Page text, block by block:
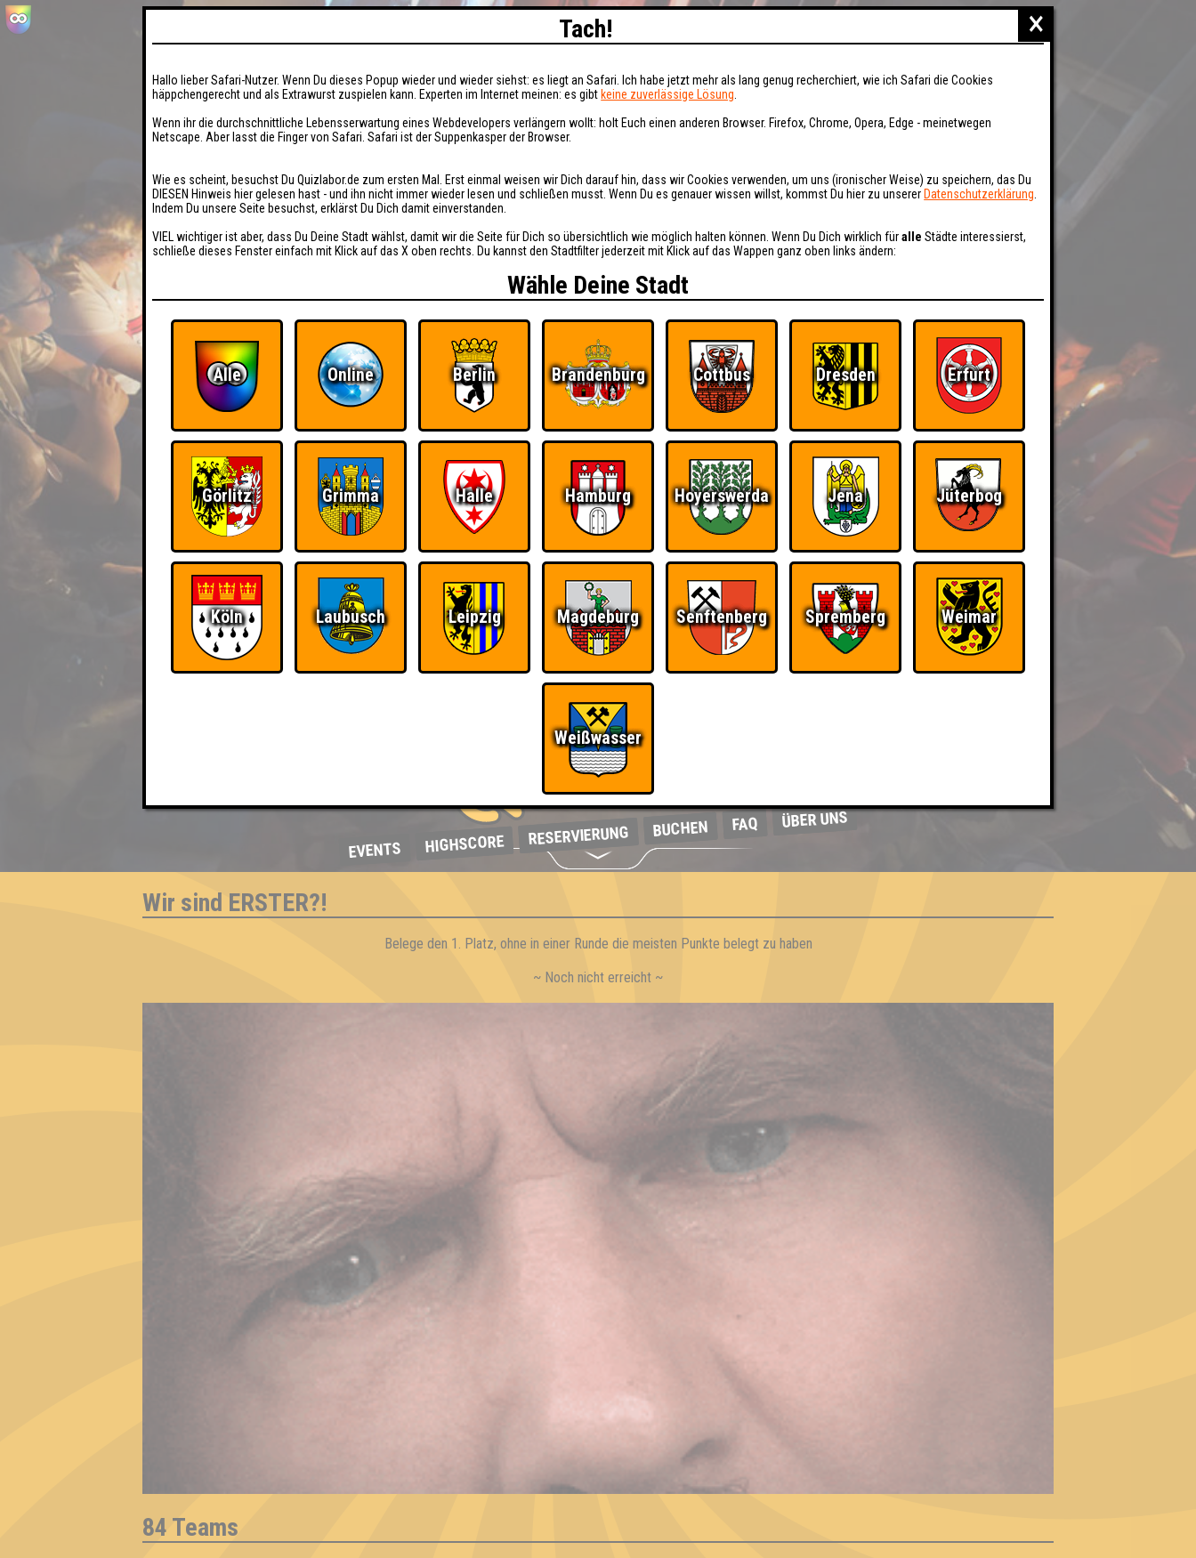
EVENTS HIGHSCORE RESERVIERUNG BUCHEN FAQ ÜBER UNS
Wir sind ERSTER?!
Belege den 1. Platz, ohne in einer Runde die meisten Punkte belegt zu haben
~ Noch nicht erreicht ~
84 Teams
×
Tach!
Hallo lieber Safari-Nutzer. Wenn Du dieses Popup wieder und wieder siehst: es liegt an Safari. Ich habe jetzt mehr als lang genug recherchiert, wie ich Safari die Cookies
häppchengerecht und als Extrawurst zuspielen kann. Experten im Internet meinen: es gibt keine zuverlässige Lösung
Wenn ihr die durchschnittliche Lebensserwartung eines Webdevelopers verlängern wollt: holt Euch einen anderen Browser. Firefox, Chrome, Opera, Edge - meinetwegen
Netscape. Aber lasst die Finger von Safari. Safari ist der Suppenkasper der Browser.
Wie es scheint, besuchst Du Quizlabor.de zum ersten Mal. Erst einmal weisen wir Dich darauf hin, dass wir Cookies verwenden, um uns (ironischer Weise) zu speichern, das Du
DIESEN Hinweis hier gelesen hast - und ihn nicht immer wieder lesen und schließen musst. Wenn Du es genauer wissen willst, kommst Du hier zu unserer Datenschutzerklärung
Indem Du unsere Seite besuchst, erklärst Du Dich damit einverstanden.
VIEL wichtiger ist aber, dass Du Deine Stadt wählst, damit wir die Seite für Dich so übersichtlich wie möglich halten können. Wenn Du Dich wirklich füralle Städte interessierst,
schließe dieses Fenster einfach mit Klick auf das X oben rechts. Du kannst den Stadtfilter jederzeit mit Klick auf das Wappen ganz oben links ändern:
Wähle Deine Stadt
Alle Online Berlin Brandenburg Cottbus Dresden Erfurt
Görlitz Grimma Halle Hamburg Hoyerswerda Jena Jüterbog
Köln Laubusch Leipzig Magdeburg Senftenberg Spremberg Weimar
Weißwasser